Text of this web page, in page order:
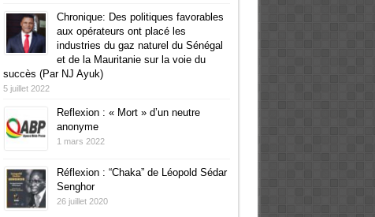
Chronique: Des politiques favorables
aux opérateurs ont placé les
industries du gaz naturel du Sénégal
et de la Mauritanie sur la voie du
succès (Par NJ Ayuk)
5 juillet 2022
Reflexion : « Mort » d’un neutre
anonyme
1 mars 2022
Réflexion : “Chaka” de Léopold Sédar
Senghor
26 juillet 2020